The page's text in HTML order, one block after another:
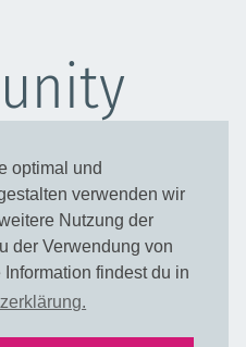
optimal und
verwenden wir
Nutzung der
der Verwendung von
findest du in